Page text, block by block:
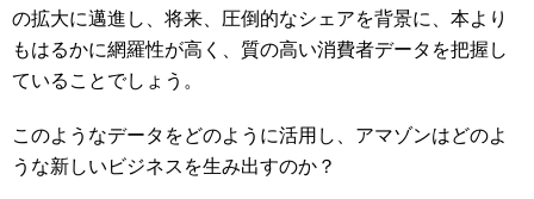
の拡大に邁進し、将来、圧倒的なシェアを背景に、本より
もはるかに網羅性が高く、質の高い消費者データを把握し
ていることでしょう。
このようなデータをどのように活用し、アマゾンはどのよ
うな新しいビジネスを生み出すのか？